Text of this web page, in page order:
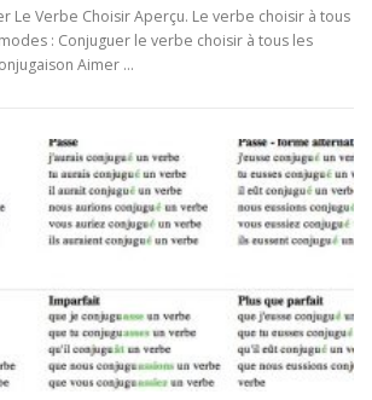
Le Verbe Choisir Aperçu. Le verbe choisir à tous
: Conjuguer le verbe choisir à tous les
Aimer …